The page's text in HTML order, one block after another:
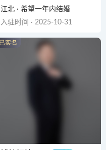
江北 · 希望一年内结婚
入驻时间 · 2025-10-31